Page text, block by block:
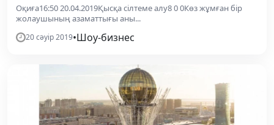
Оқиға16:50 20.04.2019Қысқа сілтеме алу8 0 0Көз жұмған бір
жолаушының азаматтығы аны...
20 сәуір 2019•Шоу-бизнес